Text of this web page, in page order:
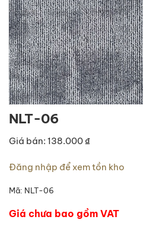
NLT-06
Giá bán: 138.000 ₫
Đăng nhập để xem tồn kho
Mã: NLT-06
Giá chưa bao gồm VAT